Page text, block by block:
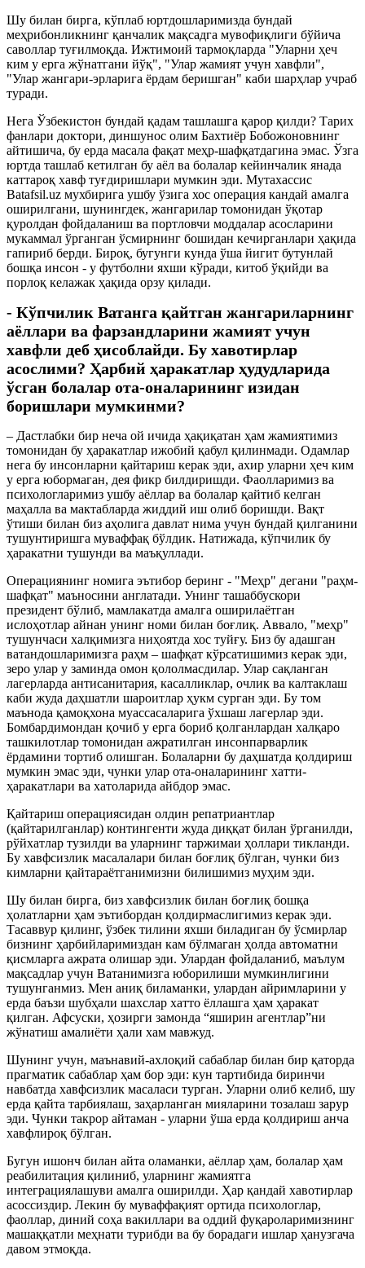
Шу билан бирга, кўплаб юртдошларимизда бундай
меҳрибонликнинг қанчалик мақсадга мувофиқлиги бўйича
саволлар туғилмоқда. Ижтимоий тармоқларда "Уларни ҳеч
ким у ерга жўнатгани йўқ", "Улар жамият учун хавфли",
"Улар жангари-эрларига ёрдам беришган" каби шарҳлар учраб
туради.
Нега Ўзбекистон бундай қадам ташлашга қарор қилди? Тарих
фанлари доктори, диншунос олим Бахтиёр Бобожоновнинг
айтишича, бу ерда масала фақат меҳр-шафқатдагина эмас. Ўзга
юртда ташлаб кетилган бу аёл ва болалар кейинчалик янада
каттароқ хавф туғдиришлари мумкин эди. Мутахассис
Batafsil.uz мухбирига ушбу ўзига хос операция кандай амалга
оширилгани, шунингдек, жангарилар томонидан ўқотар
қуролдан фойдаланиш ва портловчи моддалар асосларини
мукаммал ўрганган ўсмирнинг бошидан кечирганлари ҳақида
гапириб берди. Бироқ, бугунги кунда ўша йигит бутунлай
бошқа инсон - у футболни яхши кўради, китоб ўқийди ва
порлоқ келажак ҳақида орзу қилади.
- Кўпчилик Ватанга қайтган жангариларнинг
аёллари ва фарзандларини жамият учун
хавфли деб ҳисоблайди. Бу хавотирлар
асослими? Ҳарбий ҳаракатлар ҳудудларида
ўсган болалар ота-оналарининг изидан
боришлари мумкинми?
– Дастлабки бир неча ой ичида ҳақиқатан ҳам жамиятимиз
томонидан бу ҳаракатлар ижобий қабул қилинмади. Одамлар
нега бу инсонларни қайтариш керак эди, ахир уларни ҳеч ким
у ерга юбормаган, дея фикр билдиришди. Фаолларимиз ва
психологларимиз ушбу аёллар ва болалар қайтиб келган
маҳалла ва мактабларда жиддий иш олиб боришди. Вақт
ўтиши билан биз аҳолига давлат нима учун бундай қилганини
тушунтиришга муваффақ бўлдик. Натижада, кўпчилик бу
ҳаракатни тушунди ва маъқуллади.
Операциянинг номига эътибор беринг - "Меҳр" дегани "раҳм-
шафқат" маъносини англатади. Унинг ташаббускори
президент бўлиб, мамлакатда амалга оширилаётган
ислоҳотлар айнан унинг номи билан боғлиқ. Аввало, "меҳр"
тушунчаси халқимизга ниҳоятда хос туйғу. Биз бу адашган
ватандошларимизга раҳм – шафқат кўрсатишимиз керак эди,
зеро улар у заминда омон қололмасдилар. Улар сақланган
лагерларда антисанитария, касалликлар, очлик ва калтаклаш
каби жуда даҳшатли шароитлар ҳукм сурган эди. Бу том
маънода қамоқхона муассасаларига ўхшаш лагерлар эди.
Бомбардимондан қочиб у ерга бориб қолганлардан халқаро
ташкилотлар томонидан ажратилган инсонпарварлик
ёрдамини тортиб олишган. Болаларни бу даҳшатда қолдириш
мумкин эмас эди, чунки улар ота-оналарининг хатти-
ҳаракатлари ва хатоларида айбдор эмас.
Қайтариш операциясидан олдин репатриантлар
(қайтарилганлар) контингенти жуда диққат билан ўрганилди,
рўйхатлар тузилди ва уларнинг таржимаи ҳоллари тикланди.
Бу хавфсизлик масалалари билан боғлиқ бўлган, чунки биз
кимларни қайтараётганимизни билишимиз муҳим эди.
Шу билан бирга, биз хавфсизлик билан боғлиқ бошқа
ҳолатларни ҳам эътибордан қолдирмаслигимиз керак эди.
Тасаввур қилинг, ўзбек тилини яхши биладиган бу ўсмирлар
бизнинг ҳарбийларимиздан кам бўлмаган ҳолда автоматни
қисмларга ажрата олишар эди. Улардан фойдаланиб, маълум
мақсадлар учун Ватанимизга юборилиши мумкинлигини
тушунганмиз. Мен аниқ биламанки, улардан айримларини у
ерда баъзи шубҳали шахслар хатто ёллашга ҳам ҳаракат
қилган. Афсуски, ҳозирги замонда “яширин агентлар”ни
жўнатиш амалиёти ҳали хам мавжуд.
Шунинг учун, маънавий-ахлоқий сабаблар билан бир қаторда
прагматик сабаблар ҳам бор эди: кун тартибида биринчи
навбатда хавфсизлик масаласи турган. Уларни олиб келиб, шу
ерда қайта тарбиялаш, заҳарланган мияларини тозалаш зарур
эди. Чунки такрор айтаман - уларни ўша ерда қолдириш анча
хавфлироқ бўлган.
Бугун ишонч билан айта оламанки, аёллар ҳам, болалар ҳам
реабилитация қилиниб, уларнинг жамиятга
интеграциялашуви амалга оширилди. Ҳар қандай хавотирлар
асоссиздир. Лекин бу муваффақият ортида психологлар,
фаоллар, диний соҳа вакиллари ва оддий фуқароларимизнинг
машаққатли меҳнати турибди ва бу борадаги ишлар ҳанузгача
давом этмоқда.